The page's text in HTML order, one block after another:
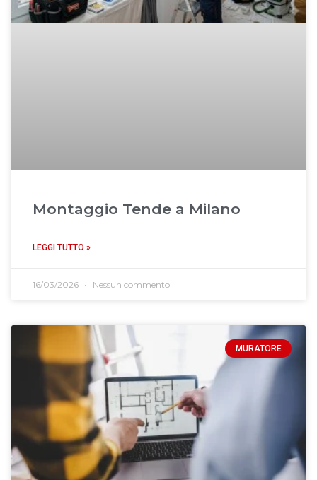
Montaggio Tende a Milano
LEGGI TUTTO »
16/03/2026 Nessun commento
MURATORE